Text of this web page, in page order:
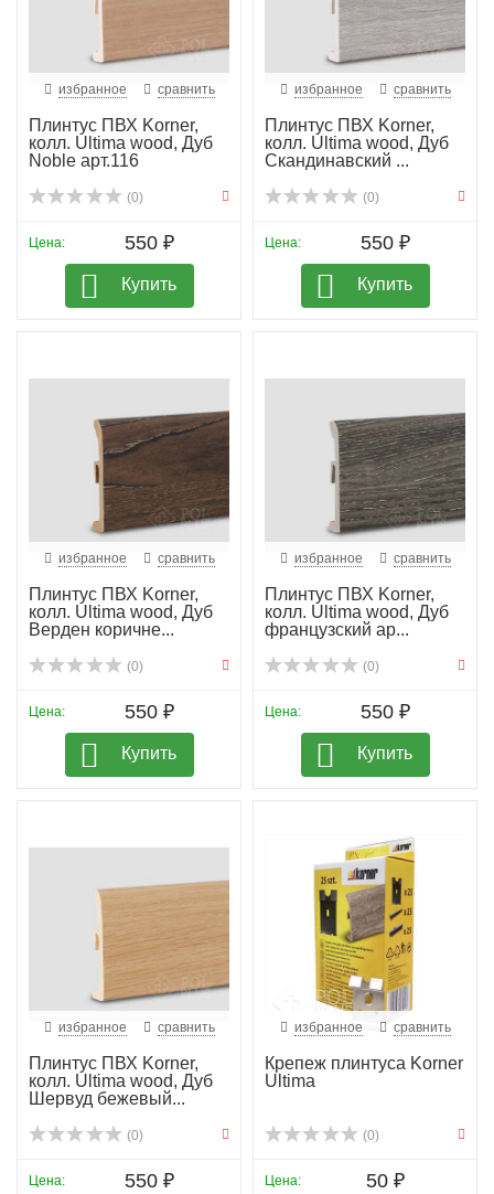
избранное сравнить
Плинтус ПВХ Korner,
колл. Ultima wood, Дуб
Noble арт.116
(0)
Цена: 550 ₽
Купить
избранное сравнить
Плинтус ПВХ Korner,
колл. Ultima wood, Дуб
Скандинавский ...
(0)
Цена: 550 ₽
Купить
избранное сравнить
Плинтус ПВХ Korner,
колл. Ultima wood, Дуб
Верден коричне...
(0)
Цена: 550 ₽
Купить
избранное сравнить
Плинтус ПВХ Korner,
колл. Ultima wood, Дуб
французский ар...
(0)
Цена: 550 ₽
Купить
избранное сравнить
Плинтус ПВХ Korner,
колл. Ultima wood, Дуб
Шервуд бежевый...
(0)
Цена: 550 ₽
избранное сравнить
Крепеж плинтуса Korner
Ultima
(0)
Цена: 50 ₽